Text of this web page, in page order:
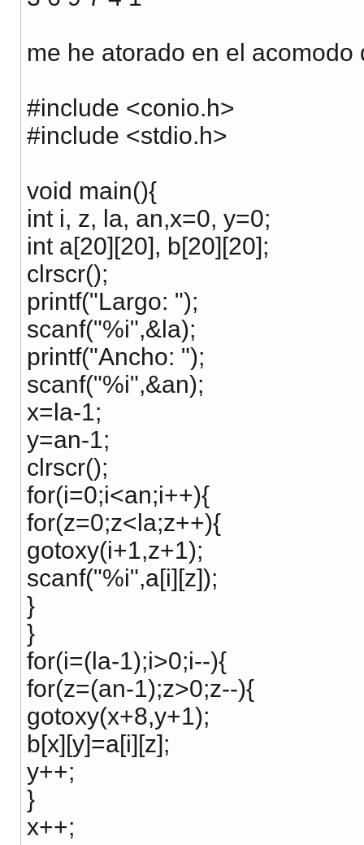
me he atorado en el
#include <conio.h>
#include <stdio.h>
void main(){
int i, z, la, an,x=0, y=0;
int a[20][20], b[20][20];
clrscr();
printf("Largo: ");
scanf("%i",&la);
printf("Ancho: ");
scanf("%i",&an);
x=la-1;
y=an-1;
clrscr();
for(i=0;i<an;i++){
for(z=0;z<la;z++){
gotoxy(i+1,z+1);
scanf("%i",a[i][z]);
}
}
for(i=(la-1);i>0;i--){
for(z=(an-1);z>0;z--){
gotoxy(x+8,y+1);
b[x][y]=a[i][z];
y++;
}
x++;